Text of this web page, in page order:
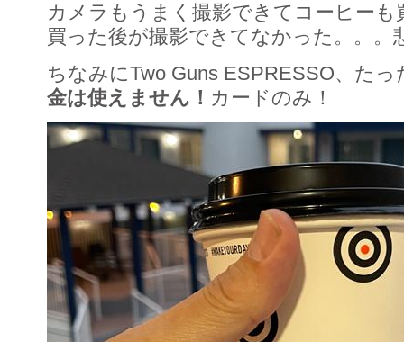
カメラもうまく撮影できてコーヒーも
買った後が撮影できてなかった。。。
ちなみにTwo Guns ESPRESSO、たっ
金は使えません！ カードのみ！